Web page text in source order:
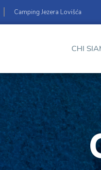
Camping Jezera Lovišća
CHI